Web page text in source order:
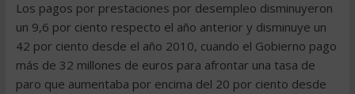
Los pagos por prestaciones por desempleo disminuyeron
un 9,6 por ciento respecto el año anterior y disminuye un
42 por ciento desde el año 2010, cuando el Gobierno pago
más de 32 millones de euros para afrontar una tasa de
paro que aumentaba por encima del 20 por ciento desde